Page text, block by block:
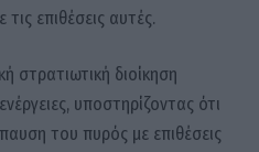
επιθέσεις αυτές.
στρατιωτική διοίκηση
υποστηρίζοντας ότι
του πυρός με επιθέσεις